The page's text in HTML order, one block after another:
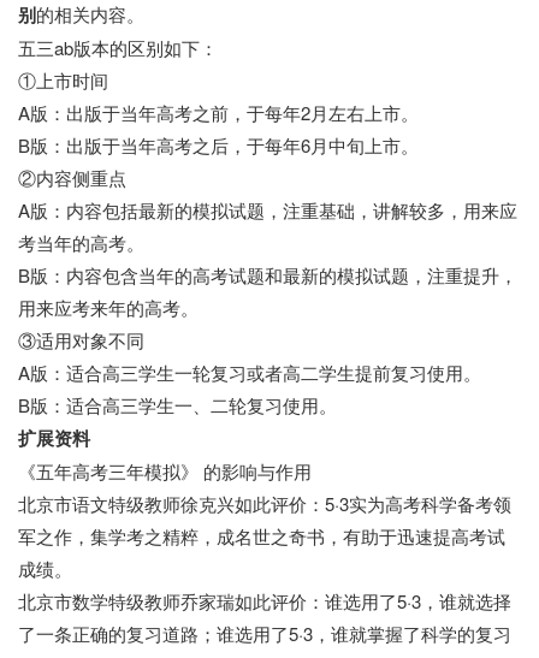
别的相关内容。
五三ab版本的区别如下：
①上市时间
A版：出版于当年高考之前，于每年2月左右上市。
B版：出版于当年高考之后，于每年6月中旬上市。
②内容侧重点
A版：内容包括最新的模拟试题，注重基础，讲解较多，用来应
考当年的高考。
B版：内容包含当年的高考试题和最新的模拟试题，注重提升，
用来应考来年的高考。
③适用对象不同
A版：适合高三学生一轮复习或者高二学生提前复习使用。
B版：适合高三学生一、二轮复习使用。
扩展资料
《五年高考三年模拟》 的影响与作用
北京市语文特级教师徐克兴如此评价：5·3实为高考科学备考领
军之作，集学考之精粹，成名世之奇书，有助于迅速提高考试
成绩。
北京市数学特级教师乔家瑞如此评价：谁选用了5·3，谁就选择
了一条正确的复习道路；谁选用了5·3，谁就掌握了科学的复习